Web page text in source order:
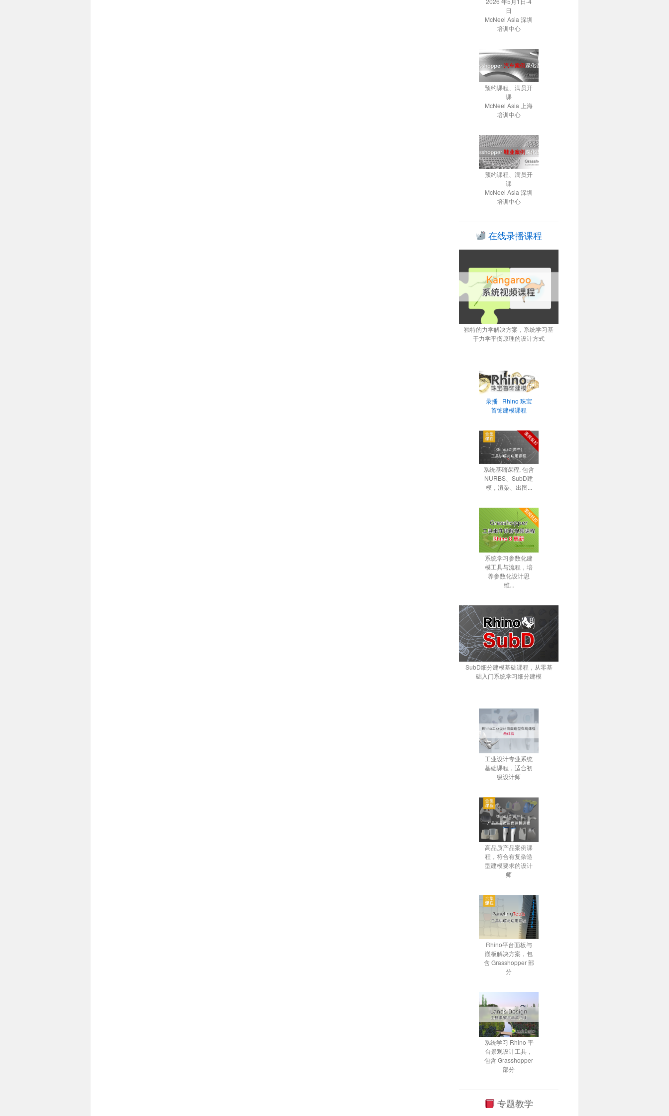
日
McNeel Asia 深圳
培训中心
预约课程、满员开
课
McNeel Asia 上海
培训中心
预约课程、满员开
课
McNeel Asia 深圳
培训中心
在线录播课程
独特的力学解决方案，系统学习基
于力学平衡原理的设计方式
录播 | Rhino 珠宝
首饰建模课程
系统基础课程, 包含
NURBS、SubD建
模，渲染、出图...
系统学习参数化建
模工具与流程，培
养参数化设计思
维...
SubD细分建模基础课程，从零基
础入门系统学习细分建模
工业设计专业系统
基础课程，适合初
级设计师
高品质产品案例课
程，符合有复杂造
型建模要求的设计
师
Rhino平台面板与
嵌板解决方案，包
含 Grasshopper 部
分
系统学习 Rhino 平
台景观设计工具，
包含 Grasshopper
部分
专题教学